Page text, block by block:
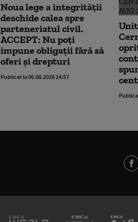
Noua lege a integrității
deschide calea spre
parteneriatul civil.
ACCEPT: Nu poți
impune obligații fără să
oferi și drepturi
Publicat la 06.08.2026 14:57